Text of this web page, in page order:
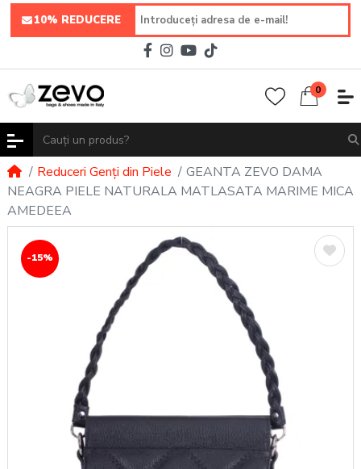
10% REDUCERE
0
Reduceri Genți din Piele
GEANTA ZEVO DAMA
NEAGRA PIELE NATURALA MATLASATA MARIME MICA
AMEDEEA
-15%